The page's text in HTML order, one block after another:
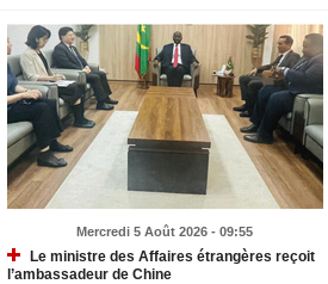
Mercredi 5 Août 2026 - 09:55
Le ministre des Affaires étrangères reçoit
l’ambassadeur de Chine